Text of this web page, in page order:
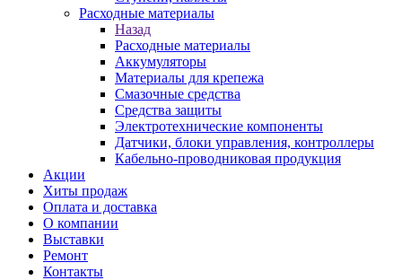
Расходные материалы
Назад
Расходные материалы
Аккумуляторы
Материалы для крепежа
Смазочные средства
Средства защиты
Электротехнические компоненты
Датчики, блоки управления, контроллеры
Кабельно-проводниковая продукция
Акции
Хиты продаж
Оплата и доставка
О компании
Выставки
Ремонт
Контакты